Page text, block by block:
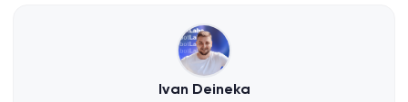
Ivan Deineka